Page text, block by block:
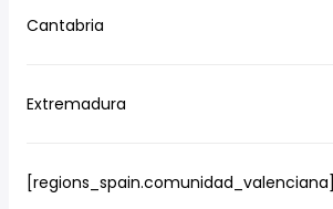
Cantabria
Extremadura
[regions_spain.comunidad_valenciana]